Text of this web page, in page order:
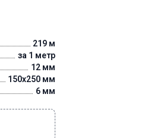
219 м
за 1 метр
12 мм
150x250 мм
6 мм